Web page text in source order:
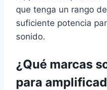
que tenga un rango
suficiente potencia
sonido.
¿Qué marcas
para